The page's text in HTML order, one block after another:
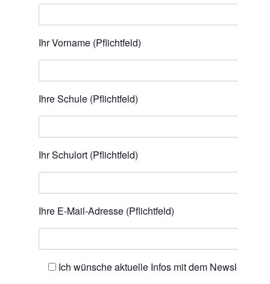
Ihr Vorname (Pflichtfeld)
Ihre Schule (Pflichtfeld)
Ihr Schulort (Pflichtfeld)
Ihre E-Mail-Adresse (Pflichtfeld)
Ich wünsche aktuelle Infos mit dem Newsletter.